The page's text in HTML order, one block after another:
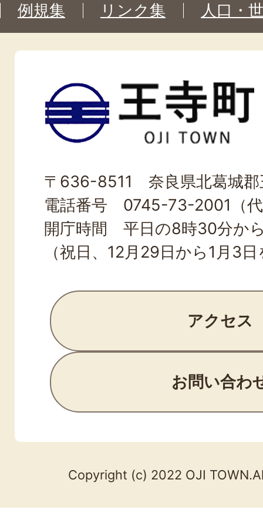
例規集
リンク集 人口・
王
寺
町
TOWN
〒636-8511 奈良県北葛城郡
電話番号 0745-73-2001（
開庁時間 平日の8時30分か
（祝日、12月29日から1月3
アクセス
お問い合わ
Copyright (c) 2022 OJI